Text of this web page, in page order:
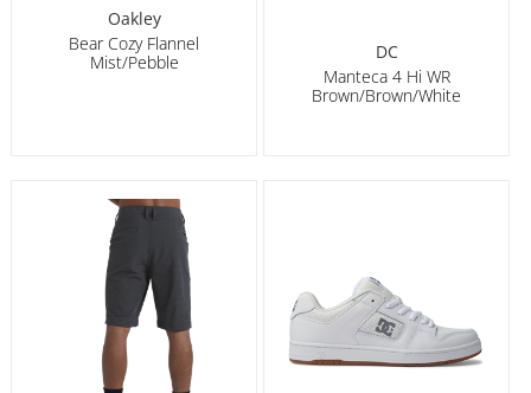
Oakley
Bear Cozy Flannel
Mist/Pebble
DC
Manteca 4 Hi WR
Brown/Brown/White